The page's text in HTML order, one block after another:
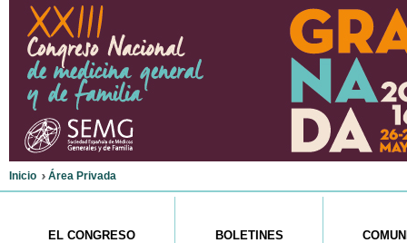
Inicio Área Privada
EL CONGRESO BOLETINES